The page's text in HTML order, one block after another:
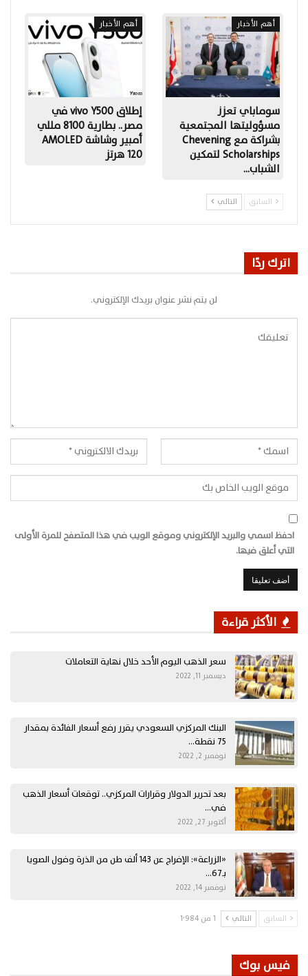
أهم الأخبار
سوماباي تعزز
مسؤوليتها المجتمعية
بشراكة مع Chevening
Scholarships لتمكين
الشباب…
أهم الأخبار
إطلاق vivo Y500 في
مصر.. بطارية 8100 مللي
أمبير وشاشة AMOLED
120 هرتز
السابق التالي
اترك ردًا
لن يتم نشر عنوان بريدك الإلكتروني.
احفظ اسمي والبريد الإلكتروني وموقع الويب في هذا المتصفح للمرة الأولى
التي أعلق فيها.
الأكثر قراءة
سعر الذهب اليوم الأحد خلال نهاية التعاملات
ديسمبر 11, 2022
البنك المركزي السعودي يقرر رفع أسعار الفائدة بمقدار
75 نقطة…
نوفمبر 2, 2022
بعد تحرير الدولار وقرارات المركزي.. توقعات أسعار الذهب
في…
أكتوبر 27, 2022
«الزراعة»: الإفراج عن 143 ألف طن من الذرة وفول الصويا
بـ67…
نوفمبر 14, 2022
السابق التالي 1 من 1٬984
فيس بوك